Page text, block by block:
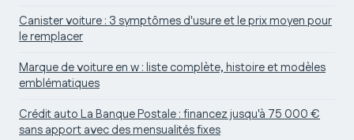
Canister voiture : 3 symptômes d'usure et le prix moyen pour
le remplacer
Marque de voiture en w : liste complète, histoire et modèles
emblématiques
Crédit auto La Banque Postale : financez jusqu'à 75 000 €
sans apport avec des mensualités fixes